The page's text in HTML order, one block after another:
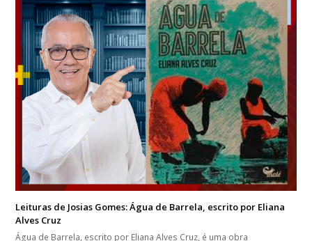
Leituras de Josias Gomes: Água de Barrela, escrito por Eliana
Alves Cruz
Água de Barrela, escrito por Eliana Alves Cruz, é uma obra